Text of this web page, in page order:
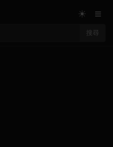
搜尋
☀ ≡